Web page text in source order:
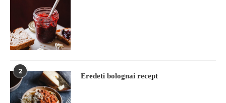
2
Eredeti bolognai recept